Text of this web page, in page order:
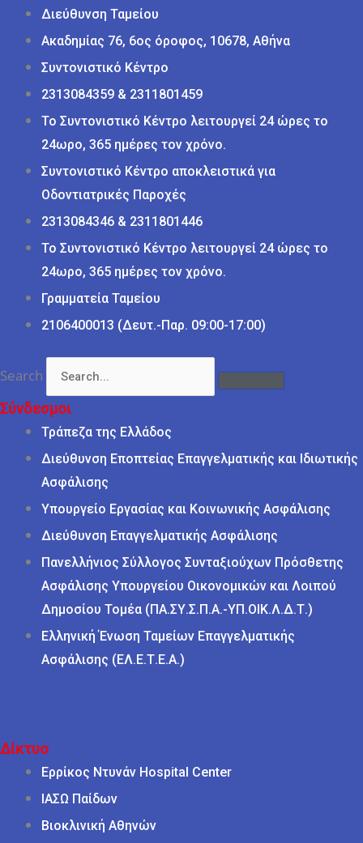
Διεύθυνση Ταμείου
Ακαδημίας 76, 6ος όροφος, 10678, Αθήνα
Συντονιστικό Κέντρο
2313084359 & 2311801459
Το Συντονιστικό Κέντρο λειτουργεί 24 ώρες το
24ωρο, 365 ημέρες τον χρόνο.
Συντονιστικό Κέντρο αποκλειστικά για
Οδοντιατρικές Παροχές
2313084346 & 2311801446
Το Συντονιστικό Κέντρο λειτουργεί 24 ώρες το
24ωρο, 365 ημέρες τον χρόνο.
Γραμματεία Ταμείου
2106400013 (Δευτ.-Παρ. 09:00-17:00)
Search
Σύνδεσμοι
Τράπεζα της Ελλάδος
Διεύθυνση Εποπτείας Επαγγελματικής και Ιδιωτικής
Ασφάλισης
Υπουργείο Εργασίας και Κοινωνικής Ασφάλισης
Διεύθυνση Επαγγελματικής Ασφάλισης
Πανελλήνιος Σύλλογος Συνταξιούχων Πρόσθετης
Ασφάλισης Υπουργείου Οικονομικών και Λοιπού
Δημοσίου Τομέα (ΠΑ.ΣΥ.Σ.Π.Α.-ΥΠ.ΟΙΚ.Λ.Δ.Τ.)
Ελληνική Ένωση Ταμείων Επαγγελματικής
Ασφάλισης (ΕΛ.Ε.Τ.Ε.Α.)
Δίκτυο
Ερρίκος Ντυνάν Hospital Center
ΙΑΣΩ Παίδων
Βιοκλινική Αθηνών